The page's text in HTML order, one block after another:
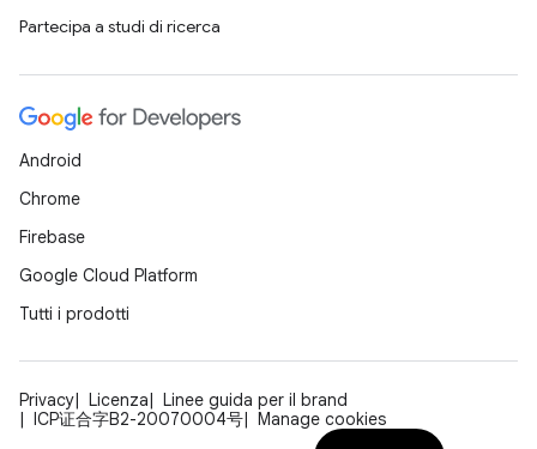
Partecipa a studi di ricerca
Android
Chrome
Firebase
Google Cloud Platform
Tutti i prodotti
Privacy Licenza
Linee guida per il brand
ICP证合字B2-20070004号
Manage cookies